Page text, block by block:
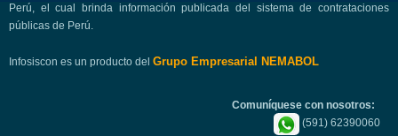
Perú, el cual brinda información publicada del sistema de contrataciones
públicas de Perú.
Infosiscon es un producto del Grupo Empresarial NEMABOL
Comuníquese con nosotros:
(591) 62390060